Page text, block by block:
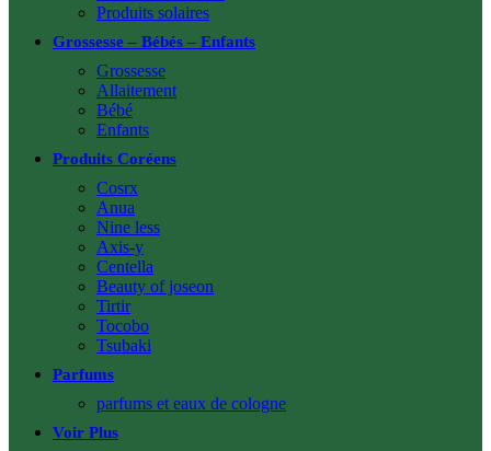
Produits solaires
Grossesse – Bébés – Enfants
Grossesse
Allaitement
Bébé
Enfants
Produits Coréens
Cosrx
Anua
Nine less
Axis-y
Centella
Beauty of joseon
Tirtir
Tocobo
Tsubaki
Parfums
parfums et eaux de cologne
Voir Plus